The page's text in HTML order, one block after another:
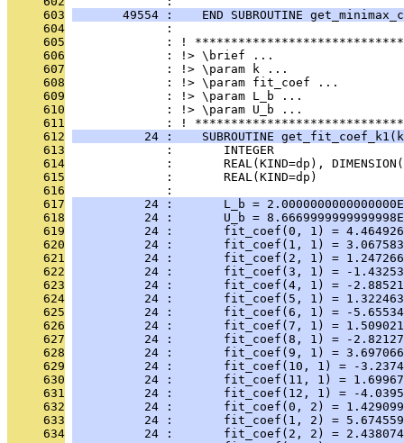
     603
49554 :    END SUBROUTINE
     604
              :
     605
: !
     606
              : !> \brief ...
     607
              : !> \param k ...
     608
              : !> \param fit_coef ...
     609
              : !> \param L_b ...
     610
              : !> \param U_b ...
     611
: !
     612
24 :    SUBROUTINE
     613
:       INTEGER
     614
:       REAL(KIND=dp),
     615
:       REAL(KIND=dp)
     616
              :
     617
24 :       L_b =
     618
24 :       U_b =
     619
24 :       fit_coef(0, 1) =
     620
24 :       fit_coef(1, 1) =
     621
24 :       fit_coef(2, 1) =
     622
24 :       fit_coef(3, 1) = -
     623
24 :       fit_coef(4, 1) = -
     624
24 :       fit_coef(5, 1) =
     625
24 :       fit_coef(6, 1) = -
     626
24 :       fit_coef(7, 1) =
     627
24 :       fit_coef(8, 1) = -
     628
24 :       fit_coef(9, 1) =
     629
24 :       fit_coef(10, 1) = -
     630
24 :       fit_coef(11, 1) =
     631
24 :       fit_coef(12, 1) = -
     632
24 :       fit_coef(0, 2) =
     633
24 :       fit_coef(1, 2) =
     634
24 :       fit_coef(2, 2) =